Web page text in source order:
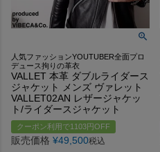
人気ファッションYOUTUBER全面プロ
デュース拘りの革衣
VALLET 本革 ダブルライダース
ジャケット メンズ ヴァレット
VALLET02AN レザージャケッ
ト/ライダースジャケット
クーポン利用で1103円OFF
販売価格 ¥49,500税込